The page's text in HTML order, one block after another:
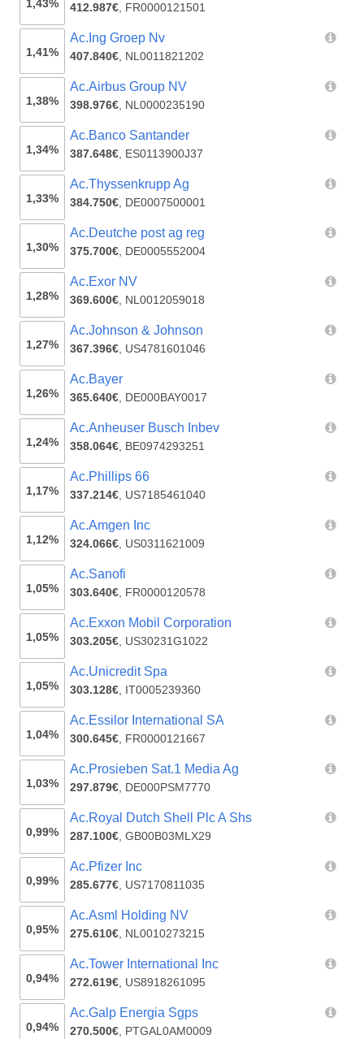
1,43% 412.987€, FR0000121501
1,41%
Ac.Ing Groep Nv
407.840€, NL0011821202
1,38%
Ac.Airbus Group NV
398.976€, NL0000235190
1,34%
Ac.Banco Santander
387.648€, ES0113900J37
1,33%
Ac.Thyssenkrupp Ag
384.750€, DE0007500001
1,30%
Ac.Deutche post ag reg
375.700€, DE0005552004
1,28%
Ac.Exor NV
369.600€, NL0012059018
1,27%
Ac.Johnson & Johnson
367.396€, US4781601046
1,26%
Ac.Bayer
365.640€, DE000BAY0017
1,24%
Ac.Anheuser Busch Inbev
358.064€, BE0974293251
1,17%
Ac.Phillips 66
337.214€, US7185461040
1,12%
Ac.Amgen Inc
324.066€, US0311621009
1,05%
Ac.Sanofi
303.640€, FR0000120578
1,05%
Ac.Exxon Mobil Corporation
303.205€, US30231G1022
1,05%
Ac.Unicredit Spa
303.128€, IT0005239360
1,04%
Ac.Essilor International SA
300.645€, FR0000121667
1,03%
Ac.Prosieben Sat.1 Media Ag
297.879€, DE000PSM7770
0,99%
Ac.Royal Dutch Shell Plc A Shs
287.100€,GB00B03MLX29
0,99%
Ac.Pfizer Inc
285.677€, US7170811035
0,95%
Ac.Asml Holding NV
275.610€, NL0010273215
0,94%
Ac.Tower International Inc
272.619€, US8918261095
0,94%
Ac.Galp Energia Sgps
270.500€, PTGAL0AM0009